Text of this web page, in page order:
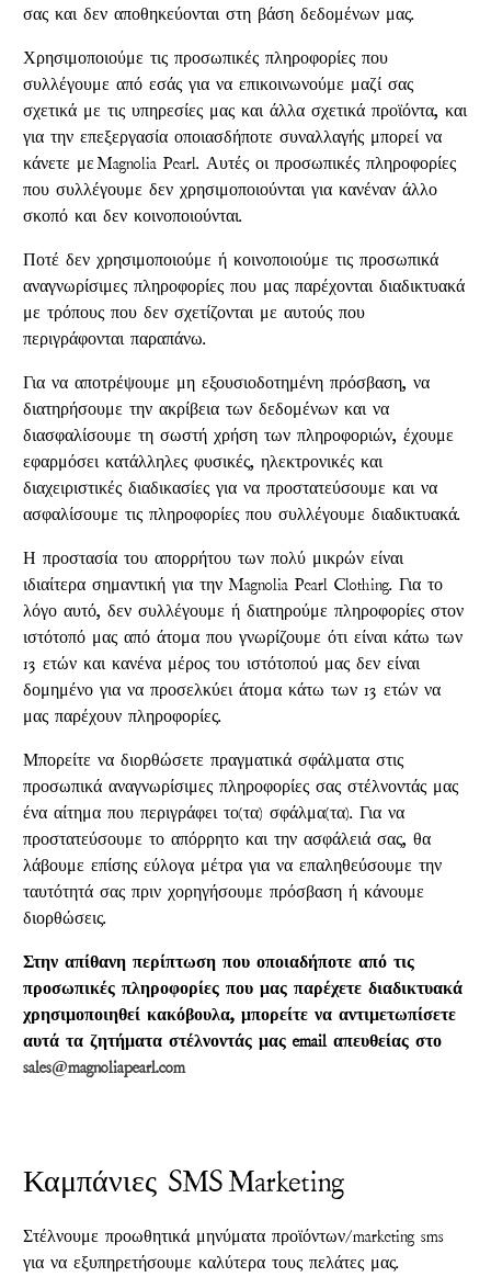
σας και δεν αποθηκεύονται στη βάση δεδομένων μας.
Χρησιμοποιούμε τις προσωπικές πληροφορίες που
συλλέγουμε από εσάς για να επικοινωνούμε μαζί σας
σχετικά με τις υπηρεσίες μας και άλλα σχετικά προϊόντα, και
για την επεξεργασία οποιασδήποτε συναλλαγής μπορεί να
κάνετε μεMagnolia Pearl. Αυτές οι προσωπικές πληροφορίες
που συλλέγουμε δεν χρησιμοποιούνται για κανέναν άλλο
σκοπό και δεν κοινοποιούνται.
Ποτέ δεν χρησιμοποιούμε ή κοινοποιούμε τις προσωπικά
αναγνωρίσιμες πληροφορίες που μας παρέχονται διαδικτυακά
με τρόπους που δεν σχετίζονται με αυτούς που
περιγράφονται παραπάνω.
Για να αποτρέψουμε μη εξουσιοδοτημένη πρόσβαση, να
διατηρήσουμε την ακρίβεια των δεδομένων και να
διασφαλίσουμε τη σωστή χρήση των πληροφοριών, έχουμε
εφαρμόσει κατάλληλες φυσικές, ηλεκτρονικές και
διαχειριστικές διαδικασίες για να προστατεύσουμε και να
ασφαλίσουμε τις πληροφορίες που συλλέγουμε διαδικτυακά.
Η προστασία του απορρήτου των πολύ μικρών είναι
ιδιαίτερα σημαντική για την Magnolia Pearl Clothing. Για το
λόγο αυτό, δεν συλλέγουμε ή διατηρούμε πληροφορίες στον
ιστότοπό μας από άτομα που γνωρίζουμε ότι είναι κάτω των
13 ετών και κανένα μέρος του ιστότοπού μας δεν είναι
δομημένο για να προσελκύει άτομα κάτω των 13 ετών να
μας παρέχουν πληροφορίες.
Μπορείτε να διορθώσετε πραγματικά σφάλματα στις
προσωπικά αναγνωρίσιμες πληροφορίες σας στέλνοντάς μας
ένα αίτημα που περιγράφει το(τα) σφάλμα(τα). Για να
προστατεύσουμε το απόρρητο και την ασφάλειά σας, θα
λάβουμε επίσης εύλογα μέτρα για να επαληθεύσουμε την
ταυτότητά σας πριν χορηγήσουμε πρόσβαση ή κάνουμε
διορθώσεις.
Στην απίθανη περίπτωση που οποιαδήποτε από τις
προσωπικές πληροφορίες που μας παρέχετε διαδικτυακά
χρησιμοποιηθεί κακόβουλα, μπορείτε να αντιμετωπίσετε
αυτά τα ζητήματα στέλνοντάς μας email απευθείας στο
sales@magnoliapearl.com
Καμπάνιες SMS Marketing
Στέλνουμε προωθητικά μηνύματα προϊόντων/marketing sms
για να εξυπηρετήσουμε καλύτερα τους πελάτες μας.